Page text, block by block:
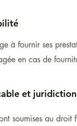
effectué dans
à fournir ses
en cas de
et juridiction
soumises au